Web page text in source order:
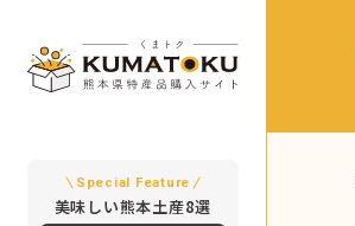
Special Feature
美味しい熊本土産8選